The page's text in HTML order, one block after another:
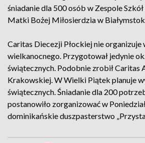
śniadanie dla 500 osób w Zespole
Matki Bożej Miłosierdzia w
Caritas Diecezji Płockiej nie organizuje
wielkanocnego. Przygotował jedynie
świątecznych. Podobnie zrobił Caritas
Krakowskiej. W Wielki Piątek planuje
świątecznych. Śniadanie dla 200
postanowiło zorganizować w
dominikańskie duszpasterstwo